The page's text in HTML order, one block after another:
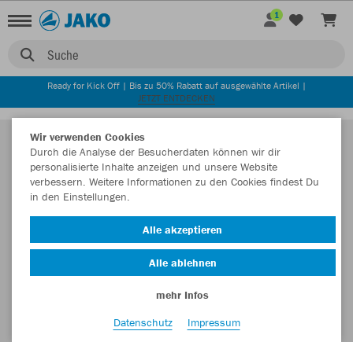
Suche
1
Ready for Kick Off | Bis zu 50% Rabatt auf ausgewählte Artikel |
JETZT ENTDECKEN
Wir verwenden Cookies
Durch die Analyse der Besucherdaten können wir dir
personalisierte Inhalte anzeigen und unsere Website
verbessern. Weitere Informationen zu den Cookies findest Du
in den Einstellungen.
Alle akzeptieren
Alle ablehnen
mehr Infos
Datenschutz
Impressum